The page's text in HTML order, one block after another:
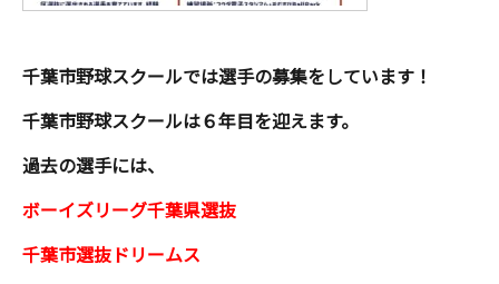
千葉市野球スクールでは選手の募集をしています！
千葉市野球スクールは６年目を迎えます。
過去の選手には、
ボーイズリーグ千葉県選抜
千葉市選抜ドリームス